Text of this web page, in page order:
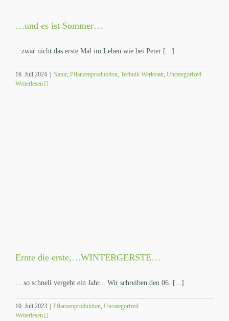
…und es ist Sommer…
...zwar nicht das erste Mal im Leben wie bei Peter [...]
16. Juli 2024 | Natur Pflanzenproduktion Technik Werkstatt Uncategorized
Weiterlesen
Ernte die erste,…WINTERGERSTE…
... so schnell vergeht ein Jahr... Wir schreiben den 06. [...]
10. Juli 2023 Pflanzenproduktion, Uncategorized
Weiterlesen